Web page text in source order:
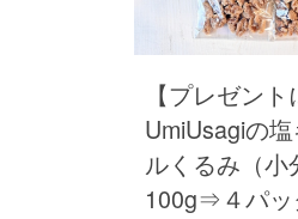
【プレゼント
UmiUsagiの
ルくるみ（小
100g⇒４パッ